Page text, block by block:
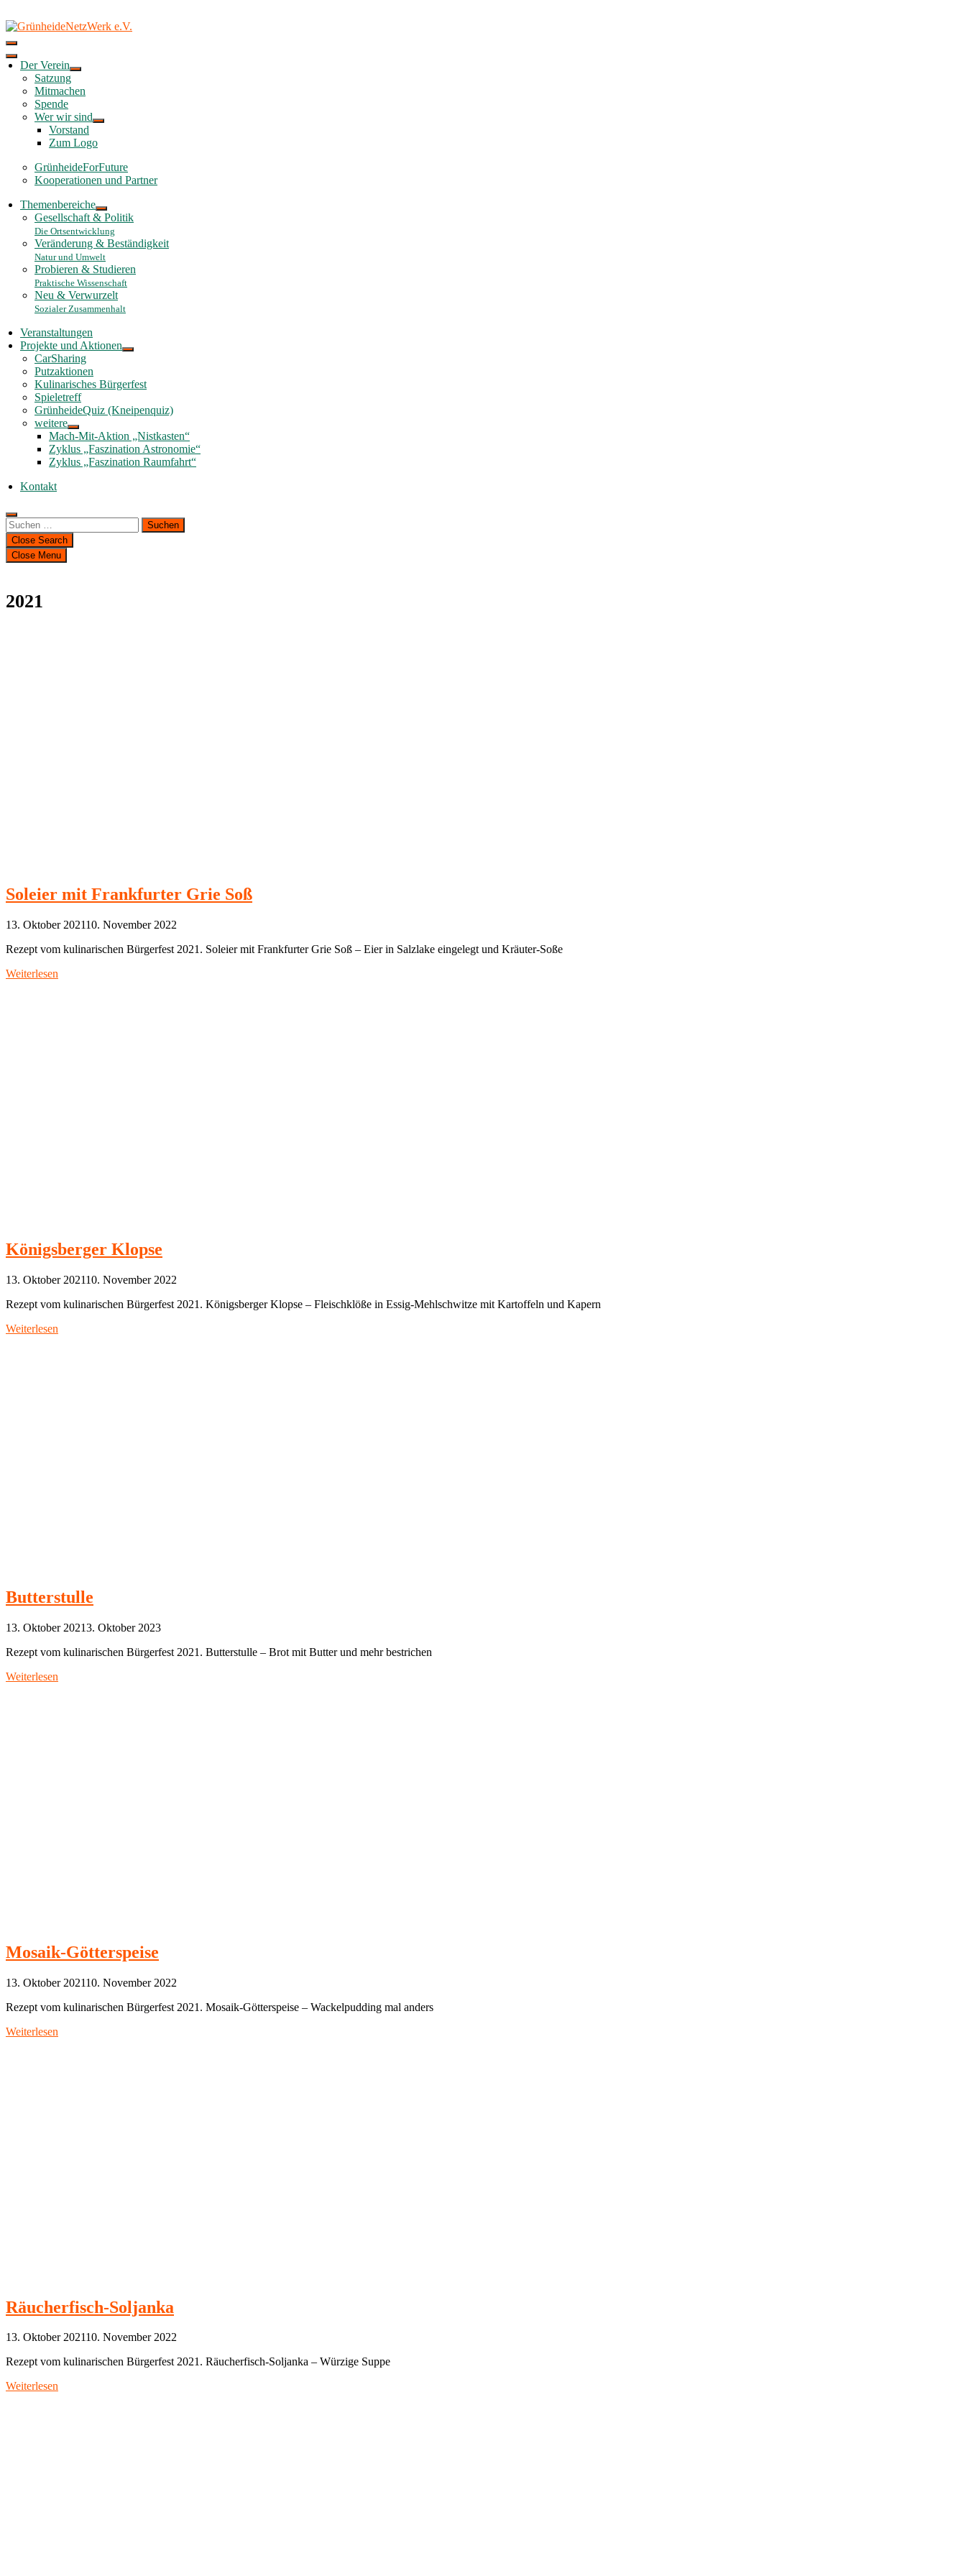
to
Der Verein
Satzung
Mitmachen
Spende
Wer wir sind
Vorstand
Zum Logo
GrünheideForFuture
Kooperationen und Partner
Themenbereiche
Gesellschaft & Politik
Die Ortsentwicklung
Veränderung & Beständigkeit
Natur und Umwelt
Probieren & Studieren
Praktische Wissenschaft
Neu & Verwurzelt
Sozialer Zusammenhalt
Veranstaltungen
Projekte und Aktionen
CarSharing
Putzaktionen
Kulinarisches Bürgerfest
Spieletreff
GrünheideQuiz (Kneipenquiz)
weitere
Mach-Mit-Aktion „Nistkasten“
Zyklus „Faszination Astronomie“
Zyklus „Faszination Raumfahrt“
Kontakt
Suchen
nach:
Close Search
Close Menu
2021
Soleier mit Frankfurter Grie Soß
13. Oktober 202110. November 2022
Rezept vom kulinarischen Bürgerfest 2021. Soleier mit Frankfurter Grie Soß – Eier in Salzlake eingelegt und Kräuter-Soße
Weiterlesen
Königsberger Klopse
13. Oktober 202110. November 2022
Rezept vom kulinarischen Bürgerfest 2021. Königsberger Klopse – Fleischklöße in Essig-Mehlschwitze mit Kartoffeln und Kapern
Weiterlesen
Butterstulle
13. Oktober 20213. Oktober 2023
Rezept vom kulinarischen Bürgerfest 2021. Butterstulle – Brot mit Butter und mehr bestrichen
Weiterlesen
Mosaik-Götterspeise
13. Oktober 202110. November 2022
Rezept vom kulinarischen Bürgerfest 2021. Mosaik-Götterspeise – Wackelpudding mal anders
Weiterlesen
Räucherfisch-Soljanka
13. Oktober 202110. November 2022
Rezept vom kulinarischen Bürgerfest 2021. Räucherfisch-Soljanka – Würzige Suppe
Weiterlesen